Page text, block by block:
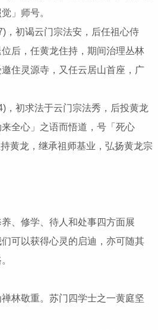
」师号。
初谒云门宗法安，后任祖心侍
后，任黄龙住持，期间治理丛林
住灵源寺，又任云居山首座，广
初求法于云门宗法秀，后投黄龙
全心」之语而悟道，号「死心
黄龙，继承祖师基业，弘扬黄龙宗
修学、待人和处事四方面展
可以获得心灵的启迪，亦可随其
敬重。苏门四学士之一黄庭坚